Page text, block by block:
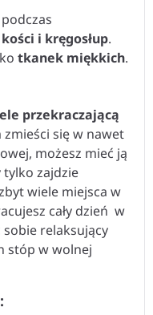
i kręgosłup.
tkanek miękkich.
przekraczającą
zmieści się w nawet
możesz mieć ją
tylko zajdzie
wiele miejsca w
cały dzień w
relaksujący
stóp w wolnej